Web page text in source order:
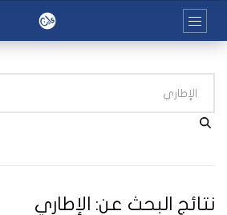
نتائج البحث عن: الإطاري